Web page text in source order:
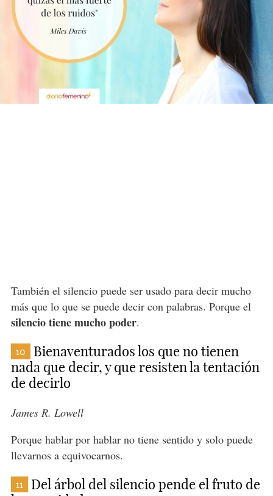
También el silencio puede ser usado para decir mucho
más que lo que se puede decir con palabras. Porque el
silencio tiene mucho poder.
10
Bienaventurados los que no tienen
nada que decir, y que resisten la tentación
de decirlo
James R. Lowell
Porque hablar por hablar no tiene sentido y solo puede
llevarnos a equivocarnos.
11
Del árbol del silencio pende el fruto de